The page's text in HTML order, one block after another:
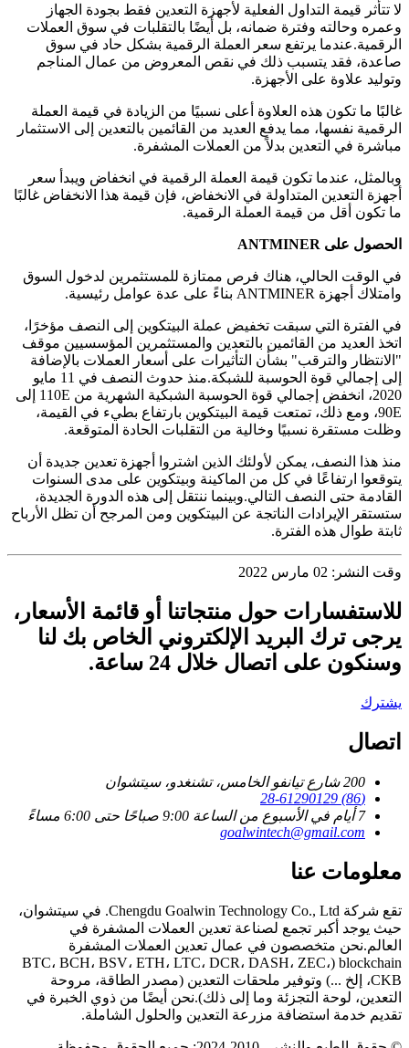
لا تتأثر قيمة التداول الفعلية لأجهزة التعدين فقط بجودة الجهاز
وعمره وحالته وفترة ضمانه، بل أيضًا بالتقلبات في سوق العملات
الرقمية.عندما يرتفع سعر العملة الرقمية بشكل حاد في سوق
صاعدة، فقد يتسبب ذلك في نقص المعروض من عمال المناجم
وتوليد علاوة على الأجهزة.
غالبًا ما تكون هذه العلاوة أعلى نسبيًا من الزيادة في قيمة العملة
الرقمية نفسها، مما يدفع العديد من القائمين بالتعدين إلى الاستثمار
مباشرة في التعدين بدلاً من العملات المشفرة.
وبالمثل، عندما تكون قيمة العملة الرقمية في انخفاض ويبدأ سعر
أجهزة التعدين المتداولة في الانخفاض، فإن قيمة هذا الانخفاض غالبًا
ما تكون أقل من قيمة العملة الرقمية.
الحصول على ANTMINER
في الوقت الحالي، هناك فرص ممتازة للمستثمرين لدخول السوق
وامتلاك أجهزة ANTMINER بناءً على عدة عوامل رئيسية.
في الفترة التي سبقت تخفيض عملة البيتكوين إلى النصف مؤخرًا،
اتخذ العديد من القائمين بالتعدين والمستثمرين المؤسسيين موقف
"الانتظار والترقب" بشأن التأثيرات على أسعار العملات بالإضافة
إلى إجمالي قوة الحوسبة للشبكة.منذ حدوث النصف في 11 مايو
2020، انخفض إجمالي قوة الحوسبة الشبكية الشهرية من 110E إلى
90E، ومع ذلك، تمتعت قيمة البيتكوين بارتفاع بطيء في القيمة،
وظلت مستقرة نسبيًا وخالية من التقلبات الحادة المتوقعة.
منذ هذا النصف، يمكن لأولئك الذين اشتروا أجهزة تعدين جديدة أن
يتوقعوا ارتفاعًا في كل من الماكينة وبيتكوين على مدى السنوات
القادمة حتى النصف التالي.وبينما ننتقل إلى هذه الدورة الجديدة،
ستستقر الإيرادات الناتجة عن البيتكوين ومن المرجح أن تظل الأرباح
ثابتة طوال هذه الفترة.
وقت النشر: 02 مارس 2022
للاستفسارات حول منتجاتنا أو قائمة الأسعار،
يرجى ترك البريد الإلكتروني الخاص بك لنا
وسنكون على اتصال خلال 24 ساعة.
يشترك
اتصال
200 شارع تيانفو الخامس، تشنغدو، سيتشوان
(86) 28-61290129
7 أيام في الأسبوع من الساعة 9:00 صباحًا حتى 6:00 مساءً
goalwintech@gmail.com
معلومات عنا
تقع شركة Chengdu Goalwin Technology Co., Ltd. في سيتشوان،
حيث يوجد أكبر تجمع لصناعة تعدين العملات المشفرة في
العالم.نحن متخصصون في عمال تعدين العملات المشفرة
blockchain (BTC، BCH، BSV، ETH، LTC، DCR، DASH، ZEC،
CKB، إلخ ...) وتوفير ملحقات التعدين (مصدر الطاقة، مروحة
التعدين، لوحة التجزئة وما إلى ذلك).نحن أيضًا من ذوي الخبرة في
تقديم خدمة استضافة مزرعة التعدين والحلول الشاملة.